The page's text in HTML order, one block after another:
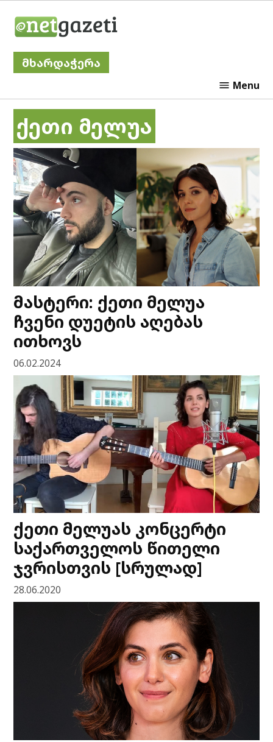
მხარდაჭერა
Menu
ქეთი მელუა
მასტერი: ქეთი მელუა
ჩვენი დუეტის აღებას
ითხოვს
06.02.2024
ქეთი მელუას კონცერტი
საქართველოს წითელი
ჯვრისთვის [სრულად]
28.06.2020